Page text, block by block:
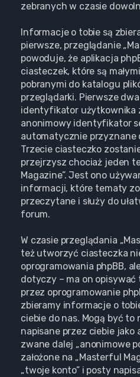
zebranych w czasie
Informacje o tobie są
pierwsze, przeglądanie
powoduje, że aplikacja
ciasteczek, które są
pobranymi do katalogu
przeglądarki. Pierwsze
identyfikator użytkownika
anonimowy identyfikator
automatycznie przyznane
Trzecie ciasteczko
przejrzysz chociaż jeden
Magazine”. Jest ono
informacji, które tematy
przeczytane i służy do
forum.
W czasie przeglądania
też utworzyć ciasteczka
oprogramowania phpBB,
dotyczy – ma on
przez oprogramowanie
zbieramy informacje o
ciebie do nas. Mogą być
napisane przez ciebie
zwane dalej „anonimowe
założone na „Masterful
„twoje konto” i posty